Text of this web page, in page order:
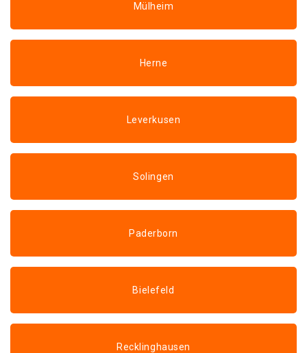
Mülheim
Herne
Leverkusen
Solingen
Paderborn
Bielefeld
Recklinghausen